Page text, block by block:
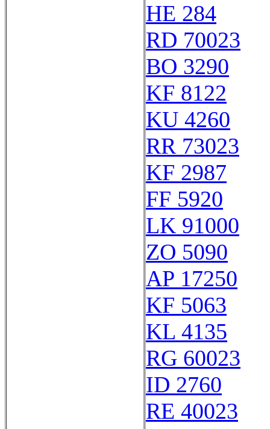
HE 284
RD 70023
BO 3290
KF 8122
KU 4260
RR 73023
KF 2987
FF 5920
LK 91000
ZO 5090
AP 17250
KF 5063
KL 4135
RG 60023
ID 2760
RE 40023